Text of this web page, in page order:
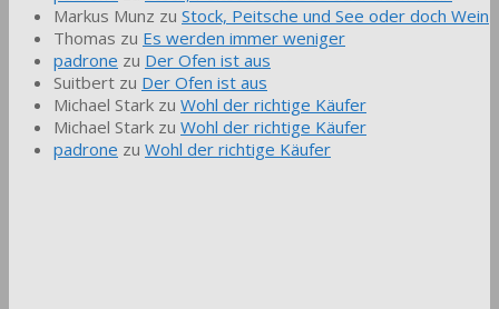
Markus Munz zu Stock, Peitsche und See oder doch Wein
Thomas zu Es werden immer weniger
padrone zu Der Ofen ist aus
Suitbert zu Der Ofen ist aus
Michael Stark zu Wohl der richtige Käufer
Michael Stark zu Wohl der richtige Käufer
padrone zu Wohl der richtige Käufer